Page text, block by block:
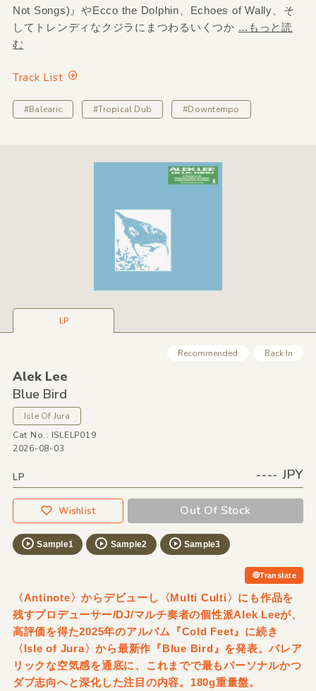
Not Songs)』やEcco the Dolphin、Echoes of Wally、そ
してトレンディなクジラにまつわるいくつか ...もっと読
む
Track List
#Balearic #Tropical Dub #Downtempo
LP
Recommended Back In
Alek Lee
Blue Bird
Isle Of Jura
Cat No.: ISLELP019
2026-08-03
LP ---- JPY
Wishlist Out Of Stock
Sample1 Sample2 Sample3
Translate
〈Antinote〉からデビューし〈Multi Culti〉にも作品を
残すプロデューサー/DJ/マルチ奏者の個性派Alek Leeが、
高評価を得た2025年のアルバム『Cold Feet』に続き
〈Isle of Jura〉から最新作『Blue Bird』を発表。バレア
リックな空気感を通底に、これまでで最もパーソナルかつ
ダブ志向へと深化した注目の内容。180g重量盤。